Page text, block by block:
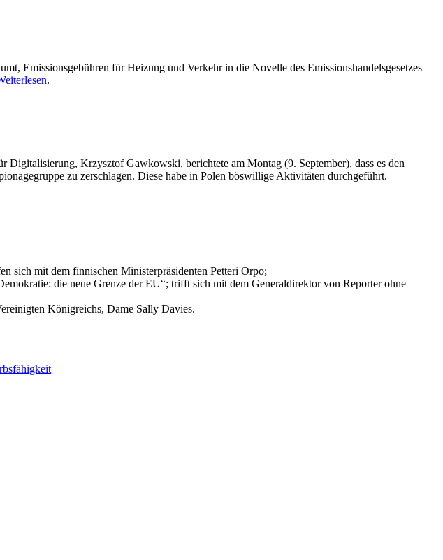
Emissionsgebühren für Heizung und Verkehr in die Novelle des Emissionshandelsgesetzes
.
Digitalisierung, Krzysztof Gawkowski, berichtete am Montag (9. September), dass es den
zu zerschlagen. Diese habe in Polen böswillige Aktivitäten durchgeführt.
sich mit dem finnischen Ministerpräsidenten Petteri Orpo;
die neue Grenze der EU“; trifft sich mit dem Generaldirektor von Reporter ohne
Königreichs, Dame Sally Davies.